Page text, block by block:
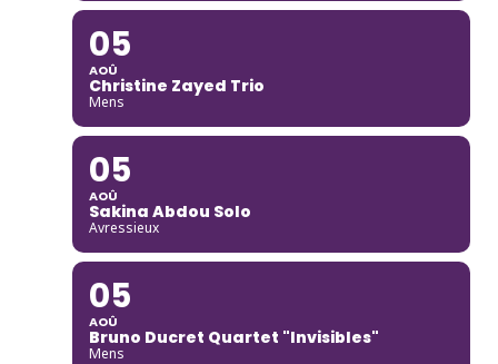
05
AOÛ
Christine Zayed Trio
Mens
05
AOÛ
Sakina Abdou Solo
Avressieux
05
AOÛ
Bruno Ducret Quartet "Invisibles"
Mens